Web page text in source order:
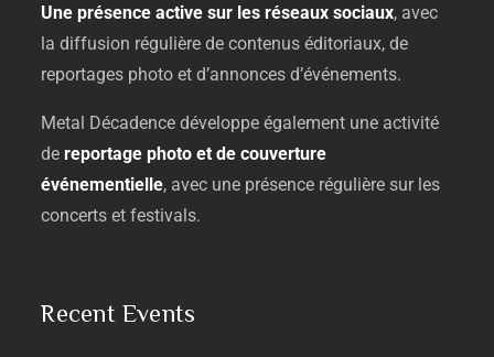
Uneprésenceactivesur lesréseauxsociaux, avec
ladiffusion régulièredecontenuséditoriaux,de
reportages photoetd’annoncesd’événements.
Metal Décadencedéveloppeégalement une activité
dereportagephotoetdecouverture
événementielle, avec une présence régulière sur les
concertsetfestivals.
Recent Events